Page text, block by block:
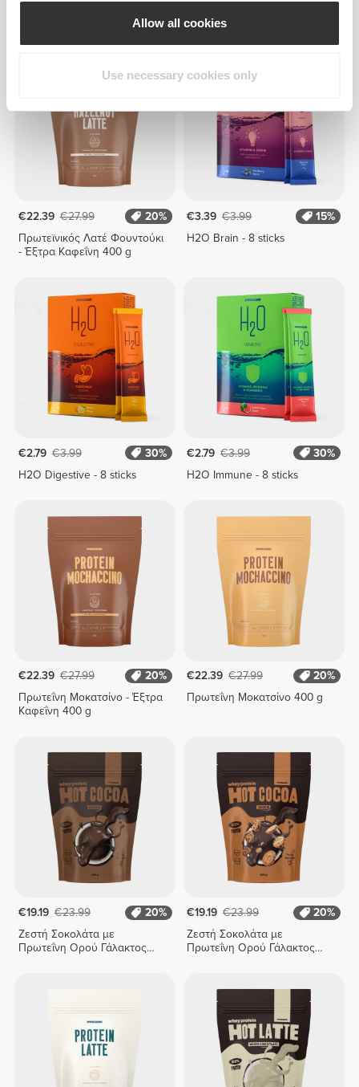
Allow all cookies
Use necessary cookies only
€22.39 €27.99
20%
Πρωτεϊνικός Λατέ Φουντούκι
- Έξτρα Καφεΐνη 400 g
€3.39 €3.99
15%
H2O Brain - 8 sticks
€2.79 €3.99
30%
H2O Digestive - 8 sticks
€2.79 €3.99
30%
H2O Immune - 8 sticks
€22.39 €27.99
20%
Πρωτεΐνη Μοκατσίνο - Έξτρα
Καφεΐνη 400 g
€22.39 €27.99
20%
Πρωτεΐνη Μοκατσίνο 400 g
€19.19 €23.99
20%
Ζεστή Σοκολάτα με
Πρωτεΐνη Ορού Γάλακτος
€19.19 €23.99
20%
Ζεστή Σοκολάτα με
Πρωτεΐνη Ορού Γάλακτος